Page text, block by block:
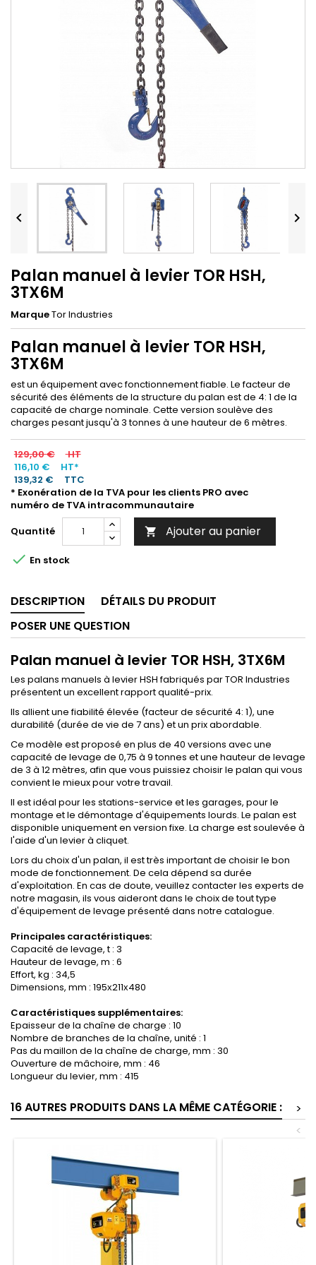
 
Palan manuel à levier TOR HSH,
3TX6M
MarqueTor Industries
Palan manuel à levier TOR HSH,
3TX6M
est un équipement avec fonctionnement fiable. Le facteur de
sécurité des éléments de la structure du palan est de 4: 1 de la
capacité de charge nominale. Cette version soulève des
charges pesant jusqu'à 3 tonnes à une hauteur de 6 mètres.
129,00 €
HT
116,10 €
HT*
139,32 €
TTC
* Exonération de la TVA pour les clients PRO avec
numéro de TVA intracommunautaire
Quantité
 Ajouter au panier
 En stock
DESCRIPTION
DÉTAILS DU PRODUIT
POSER UNE QUESTION
Palan manuel à levier TOR HSH, 3TX6M
Les palans manuels à levier HSH fabriqués par TOR Industries
présentent un excellent rapport qualité-prix.
Ils allient une fiabilité élevée (facteur de sécurité 4: 1), une
durabilité (durée de vie de 7 ans) et un prix abordable.
Ce modèle est proposé en plus de 40 versions avec une
capacité de levage de 0,75 à 9 tonnes et une hauteur de levage
de 3 à 12 mètres, afin que vous puissiez choisir le palan qui vous
convient le mieux pour votre travail.
Il est idéal pour les stations-service et les garages, pour le
montage et le démontage d'équipements lourds. Le palan est
disponible uniquement en version fixe. La charge est soulevée à
l'aide d'un levier à cliquet.
Lors du choix d'un palan, il est très important de choisir le bon
mode de fonctionnement. De cela dépend sa durée
d'exploitation. En cas de doute, veuillez contacter les experts de
notre magasin, ils vous aideront dans le choix de tout type
d'équipement de levage présenté dans notre catalogue.
Principales caractéristiques:
Capacité de levage, t : 3
Hauteur de levage, m : 6
Effort, kg : 34,5
Dimensions, mm : 195х211х480
Caractéristiques supplémentaires:
Epaisseur de la chaîne de charge : 10
Nombre de branches de la chaîne, unité : 1
Pas du maillon de la chaîne de charge, mm : 30
Ouverture de mâchoire, mm : 46
Longueur du levier, mm : 415
16 AUTRES PRODUITS DANS LA MÊME CATÉGORIE :
>
<